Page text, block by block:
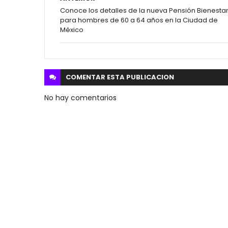
Conoce los detalles de la nueva Pensión Bienestar
para hombres de 60 a 64 años en la Ciudad de
México
COMENTAR ESTA PUBLICACION
No hay comentarios